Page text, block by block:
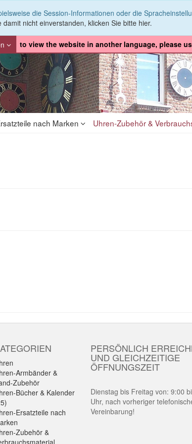
die Session-Informationen oder die
damit nicht einverstanden, klicken Sie bitte hier.
to view the website in another language, please
nach Marken Uhren-Zubehör &
Armbänder &
Zubehör
Bücher & Kalender
Ersatzteile nach
Zubehör &
PERSÖNLICH
UND GLEICHZEITIGE
ÖFFNUNGSZEIT
Dienstag bis Freitag von: 9:00
Uhr, nach vorheriger
Vereinbarung!